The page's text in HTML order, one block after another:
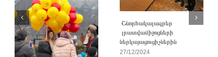
Շնորհակալագրեր
լրատվամիջոցների
ներկայացուցիչներին
27/12/2024